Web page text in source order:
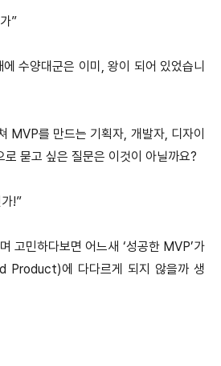
”
수양대군은 이미, 왕이 되어 있었습니
MVP를 만드는 기획자, 개발자, 디자이
로 묻고 싶은 질문은 이것이 아닐까요?
!”
고민하다보면 어느새 ‘성공한 MVP’가
Product)에 다다르게 되지 않을까 생